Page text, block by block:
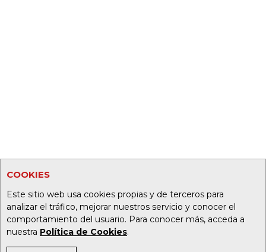
COOKIES
Este sitio web usa cookies propias y de terceros para
analizar el tráfico, mejorar nuestros servicio y conocer el
comportamiento del usuario. Para conocer más, acceda a
nuestra Política de Cookies.